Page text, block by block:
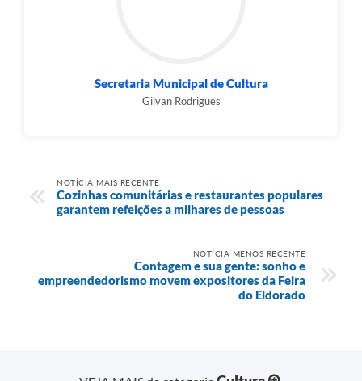
Secretaria Municipal de Cultura
Gilvan Rodrigues
NOTÍCIA MAIS RECENTE
Cozinhas comunitárias e restaurantes populares
garantem refeições a milhares de pessoas
NOTÍCIA MENOS RECENTE
Contagem e sua gente: sonho e
empreendedorismo movem expositores da Feira
do Eldorado